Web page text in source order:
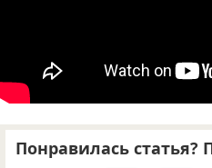
Понравилась статья?